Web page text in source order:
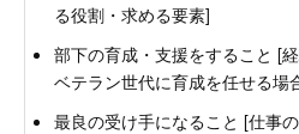
る役割・求める要素]
部下の育成・支援をすること [
ベテラン世代に育成を任せる場
最良の受け手になること [仕事